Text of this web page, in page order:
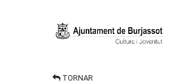
TORNAR